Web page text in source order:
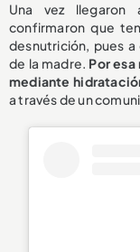
Una vez llegaron
confirmaron que
desnutrición, pues
de la madre. Por
mediante
a través de un